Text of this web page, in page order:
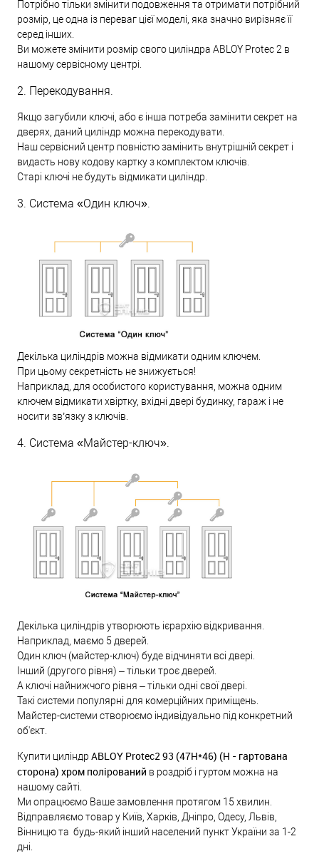
Потрібно тільки змінити подовження та отримати потрібний
розмір, це одна із переваг цієї моделі, яка значно вирізняє її
серед інших.
Ви можете змінити розмір свого циліндра ABLOY Protec 2 в
нашому сервісному центрі.
2. Перекодування.
Якщо загубили ключі, або є інша потреба замінити секрет на
дверях, даний циліндр можна перекодувати.
Наш сервісний центр повністю замінить внутрішній секрет і
видасть нову кодову картку з комплектом ключів.
Старі ключі не будуть відмикати циліндр.
3. Система «Один ключ».
Декілька циліндрів можна відмикати одним ключем.
При цьому секретність не знижується!
Наприклад, для особистого користування, можна одним
ключем відмикати хвіртку, вхідні двері будинку, гараж і не
носити зв’язку з ключів.
4. Система «Майстер-ключ».
Декілька циліндрів утворюють ієрархію відкривання.
Наприклад, маємо 5 дверей.
Один ключ (майстер-ключ) буде відчиняти всі двері.
Інший (другого рівня) – тільки троє дверей.
А ключі найнижчого рівня – тільки одні свої двері.
Такі системи популярні для комерційних приміщень.
Майстер-системи створюємо індивідуально під конкретний
об'єкт.
Купити циліндр ABLOY Protec2 93 (47H*46) (H - гартована
сторона) хром полірований в роздріб і гуртом можна на
нашому сайті.
Ми опрацюємо Ваше замовлення протягом 15 хвилин.
Відправляємо товар у Київ, Харків, Дніпро, Одесу, Львів,
Вінницю та будь-який інший населений пункт України за 1-2
дні.